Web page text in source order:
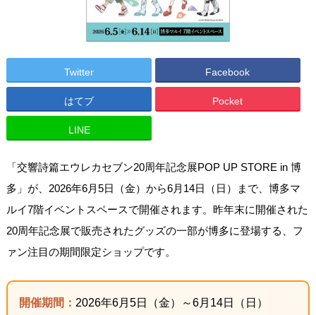
Twitter Facebook
はてブ Pocket
LINE
「交響詩篇エウレカセブン20周年記念展POP UP STORE in 博
多」が、2026年6月5日（金）から6月14日（日）まで、博多マ
ルイ7階イベントスペースで開催されます。昨年末に開催された
20周年記念展で販売されたグッズの一部が博多に登場する、フ
ァン注目の期間限定ショップです。
開催期間： 2026年6月5日（金）～6月14日（日）